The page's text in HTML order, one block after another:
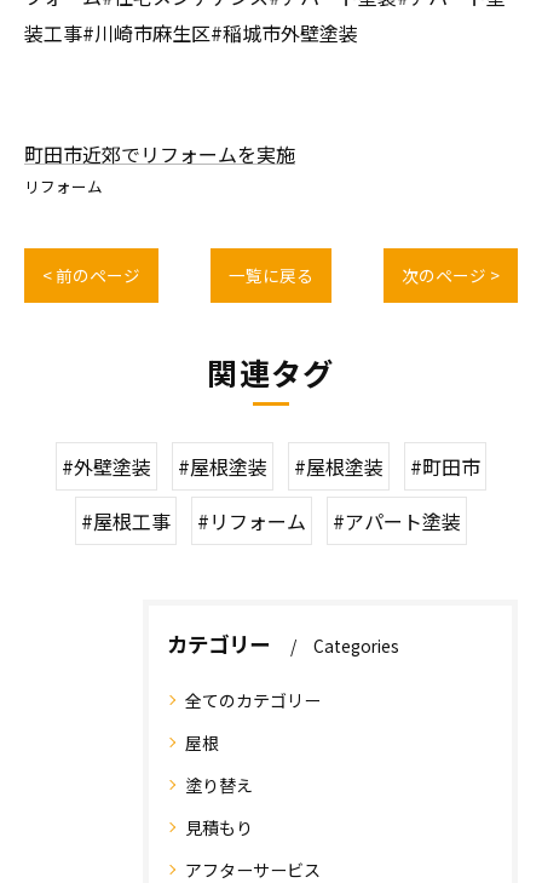
装工事#川崎市麻生区#稲城市外壁塗装
町田市近郊でリフォームを実施
リフォーム
< 前のページ 一覧に戻る 次のページ >
関連タグ
#外壁塗装 #屋根塗装 #屋根塗装
#町田市
#屋根工事
#リフォーム #アパート塗装
カテゴリー Categories
全てのカテゴリー
屋根
塗り替え
見積もり
アフターサービス